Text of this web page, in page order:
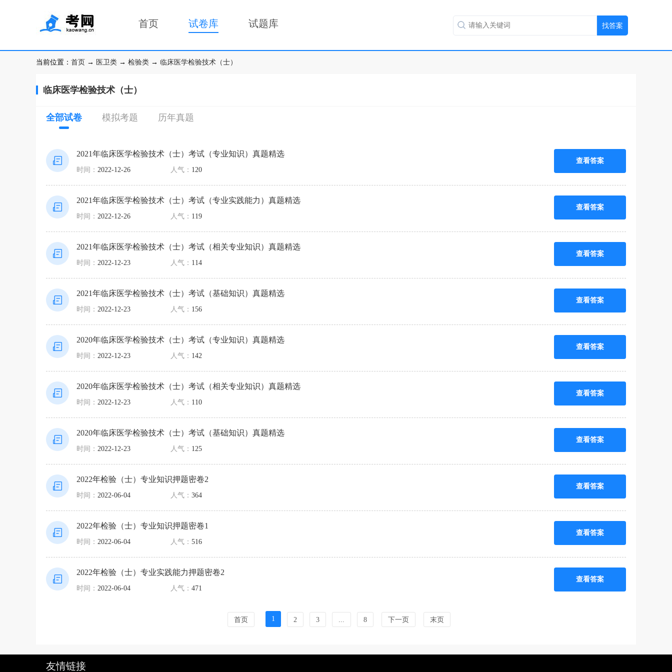
首页 试卷库 试题库
当前位置： 首页 → 医卫类 → 检验类 → 临床医学检验技术（士）
临床医学检验技术（士）
全部试卷 模拟考题 历年真题
2021年临床医学检验技术（士）考试（专业知识）真题精选
时间： 2022-12-26 人气： 120
查看答案
2021年临床医学检验技术（士）考试（专业实践能力）真题精选
时间： 2022-12-26 人气： 119
查看答案
2021年临床医学检验技术（士）考试（相关专业知识）真题精选
时间： 2022-12-23 人气： 114
查看答案
2021年临床医学检验技术（士）考试（基础知识）真题精选
时间： 2022-12-23 人气： 156
查看答案
2020年临床医学检验技术（士）考试（专业知识）真题精选
时间： 2022-12-23 人气： 142
查看答案
2020年临床医学检验技术（士）考试（相关专业知识）真题精选
时间： 2022-12-23 人气： 110
查看答案
2020年临床医学检验技术（士）考试（基础知识）真题精选
时间： 2022-12-23 人气： 125
查看答案
2022年检验（士）专业知识押题密卷2
时间： 2022-06-04 人气： 364
查看答案
2022年检验（士）专业知识押题密卷1
时间： 2022-06-04 人气： 516
查看答案
2022年检验（士）专业实践能力押题密卷2
时间： 2022-06-04 人气： 471
查看答案
首页 1 2 3 ... 8 下一页 末页
友情链接